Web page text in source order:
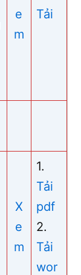
e
m
Tải
X
e
m
1.
Tải
pdf
2.
Tải
wor